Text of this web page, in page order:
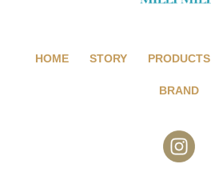
HOME STORY PRODUCTS
BRAND